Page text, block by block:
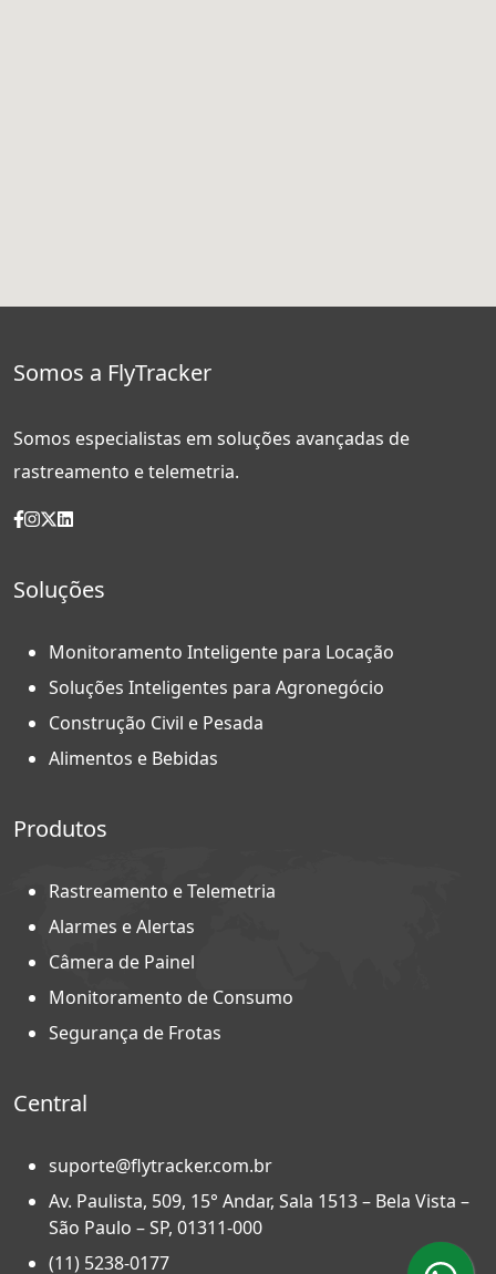
Somos a FlyTracker
Somos especialistas em soluções avançadas de
rastreamento e telemetria.
Soluções
Monitoramento Inteligente para Locação
Soluções Inteligentes para Agronegócio
Construção Civil e Pesada
Alimentos e Bebidas
Produtos
Rastreamento e Telemetria
Alarmes e Alertas
Câmera de Painel
Monitoramento de Consumo
Segurança de Frotas
Central
suporte@flytracker.com.br
Av. Paulista, 509, 15° Andar, Sala 1513 – Bela Vista –
São Paulo – SP, 01311-000
(11) 5238-0177